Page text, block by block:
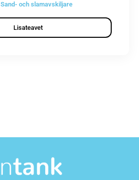
Sand- och slamavskiljare
Lisateavet